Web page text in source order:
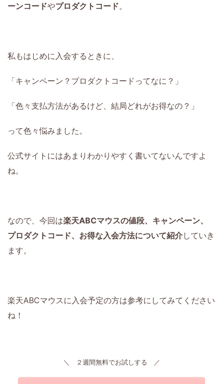
ーンコードやプロダクトコード。
私もはじめに入会するときに、
「キャンペーン？プロダクトコードってなに？」
「色々支払方法があるけど、結局どれがお得なの？」
って色々悩みました。
公式サイトにはあまりわかりやすく書いてないんですよ
ね。
なので、今回は楽天ABCマウスの値段、キャンペーン、
プロダクトコード、お得な入会方法について紹介していき
ます。
楽天ABCマウスに入会予定の方は参考にしてみてください
ね！
＼ ２週間無料でお試しする ／